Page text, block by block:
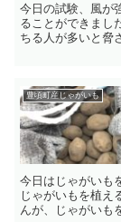
今日の試験、風が強
ることができました！ 学科試験で落ちることは無いが
ちる人が多いと脅
豊頃町産じゃがいも
今日はじゃがいも
じゃがいもを植えるため
んが、じゃがいも